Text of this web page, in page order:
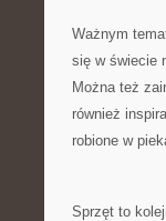
Ważnym
się w świecie
Można też
również
robione w
Sprzęt to